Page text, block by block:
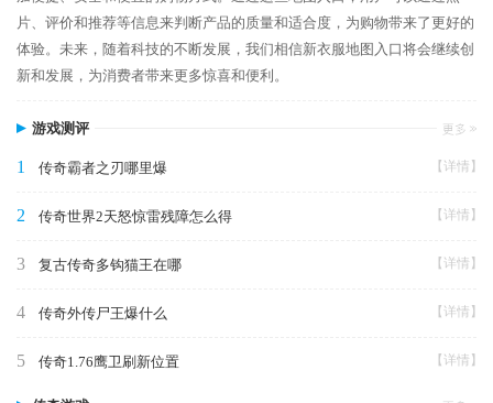
片、评价和推荐等信息来判断产品的质量和适合度，为购物带来了更好的
体验。未来，随着科技的不断发展，我们相信新衣服地图入口将会继续创
新和发展，为消费者带来更多惊喜和便利。
游戏测评
1 传奇霸者之刃哪里爆 【详情】
2 传奇世界2天怒惊雷残障怎么得 【详情】
3 复古传奇多钩猫王在哪 【详情】
4 传奇外传尸王爆什么 【详情】
5 传奇1.76鹰卫刷新位置 【详情】